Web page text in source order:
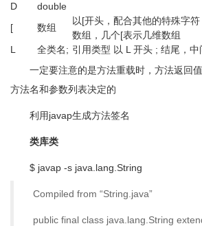
D
double
[
数组
以[开头，配合其他的特殊字
数组，几个[表示几维数组
L
全类名; 引用类型 以 L 开头 ; 结尾，
一定要注意的是方法重载时，方法返回
方法名和参数列表决定的
利用javap生成方法签名
类库类
$ javap -s java.lang.String
Compiled from “String.java”
public final class java.lang.String